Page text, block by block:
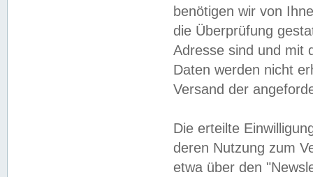
benötigen wir von
die Überprüfung
Adresse sind und mit
Daten werden nicht
Versand der
Die erteilte
deren Nutzung zum
etwa über den